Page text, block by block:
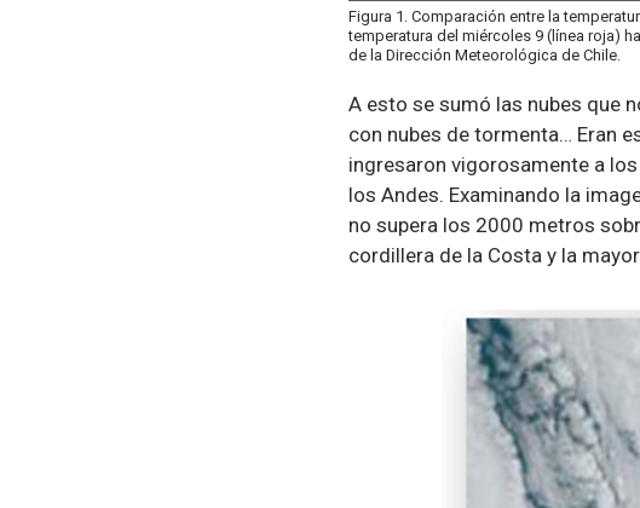
Figura 1. Comparación entre la
temperatura del miércoles 9 (línea roja)
de la Dirección Meteorológica de Chile.
A esto se sumó las nubes que
con nubes de tormenta… Eran
ingresaron vigorosamente a
los Andes. Examinando la
no supera los 2000 metros
cordillera de la Costa y la